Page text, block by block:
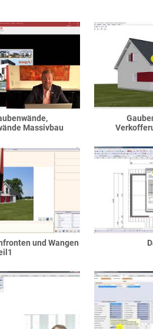
Massivbau
und Wangen